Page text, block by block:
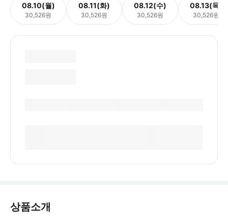
08.10(월)
30,526원
08.11(화)
30,526원
08.12(수)
30,526원
08.13(목)
30,526원
상품소개